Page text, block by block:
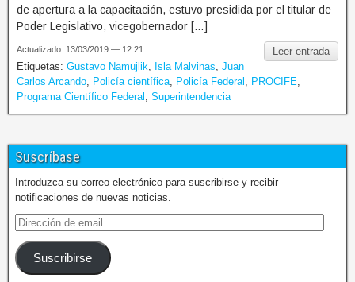
de apertura a la capacitación, estuvo presidida por el titular de
Poder Legislativo, vicegobernador […]
Leer entrada
Actualizado: 13/03/2019 — 12:21
Etiquetas: Gustavo Namujlik Isla Malvinas Juan
Carlos Arcando
Policía científica Policía Federal PROCIFE
Programa Científico Federal
Superintendencia
Suscríbase
Introduzca su correo electrónico para suscribirse y recibir
notificaciones de nuevas noticias.
Suscribirse